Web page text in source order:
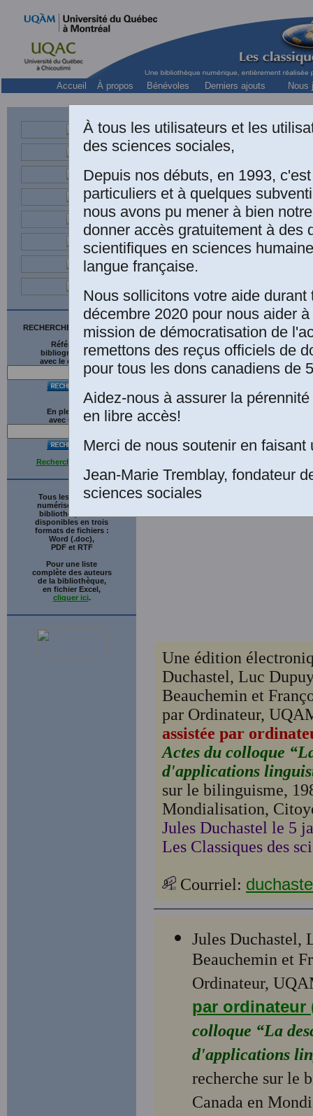
Accueil À propos Bénévoles Derniers ajouts Nous
RECHERCHE SUR LE SITE
Références
bibliographiques
avec le catalogue
En plein texte
avec G gle
Recherche avancée
Tous les ouvrages
numérisés de cette
bibliothèque sont
disponibles en trois
formats de fichiers :
Word (.doc),
PDF et RTF
Pour une liste
complète des auteurs
de la bibliothèque,
en fichier Excel,
cliquer ici.
Jules
Une édition
Duchastel, Luc
Beauchemin et
par Ordinateur,
assistée par
Actes du colloque
d'applications
sur le bilinguisme,
Mondialisation,
Jules Duchastel le 5
Les Classiques des
Courriel:
Jules Duchastel,
Beauchemin et
Ordinateur,
par ordinateur
colloque “La
d'applications
recherche sur le
Canada en
À tous les utilisateurs et les
des sciences sociales,
Depuis nos débuts, en 1993,
particuliers et à quelques
nous avons pu mener à bien
donner accès gratuitement à des
scientifiques en sciences
langue française.
Nous sollicitons votre aide durant
décembre 2020 pour nous aider
mission de démocratisation de
remettons des reçus officiels de
pour tous les dons canadiens de
Aidez-nous à assurer la
en libre accès!
Merci de nous soutenir en faisant
Jean-Marie Tremblay, fondateur
sciences sociales